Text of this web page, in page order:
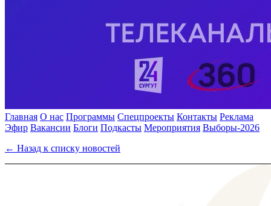
Главная О нас Программы Спецпроекты Контакты Реклама
Эфир Вакансии Блоги Подкасты Мероприятия Выборы-2026
← Назад к списку новостей